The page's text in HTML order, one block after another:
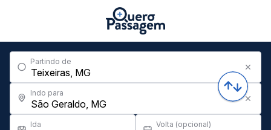
Partindo de
Indo para
Ida Volta (opcional)